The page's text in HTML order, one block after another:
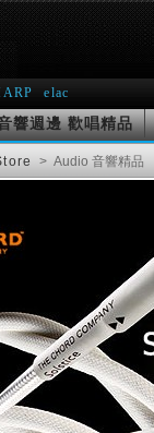
elac
響週邊 歡唱精品
> Audio 音響精品